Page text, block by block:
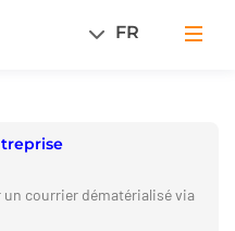
FR
un courrier dématérialisé via